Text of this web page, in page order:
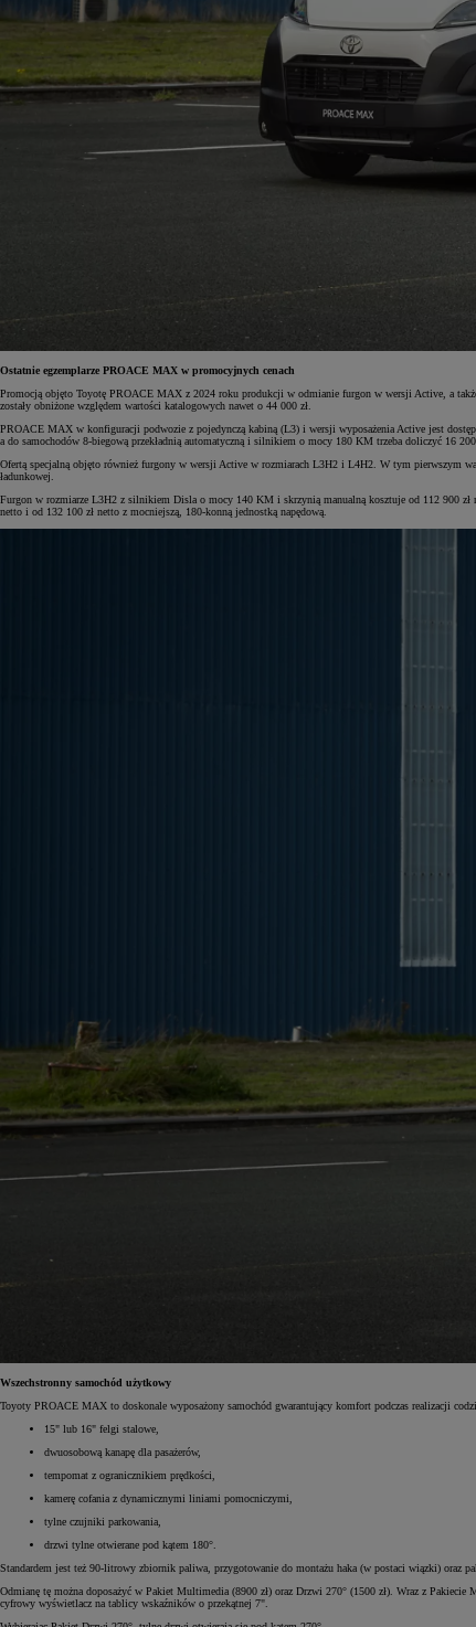
Ostatnie egzemplarze PROACE MAX w promocyjnych cenach
Promocją objęto Toyotę PROACE MAX z 2024 roku produkcji w odmianie furgon w wersji Active, a
zostały obniżone względem wartości katalogowych nawet o 44 000 zł.
PROACE MAX w konfiguracji podwozie z pojedynczą kabiną (L3) i wersji wyposażenia Active jest
a do samochodów 8-biegową przekładnią automatyczną i silnikiem o mocy 180 KM trzeba doliczyć 16 200
Ofertą specjalną objęto również furgony w wersji Active w rozmiarach L3H2 i L4H2. W tym pierwszym
ładunkowej.
Furgon w rozmiarze L3H2 z silnikiem Disla o mocy 140 KM i skrzynią manualną kosztuje od 112 900 zł
netto i od 132 100 zł netto z mocniejszą, 180-konną jednostką napędową.
Wszechstronny samochód użytkowy
Toyoty PROACE MAX to doskonale wyposażony samochód gwarantujący komfort podczas realizacji
15" lub 16" felgi stalowe,
dwuosobową kanapę dla pasażerów,
tempomat z ogranicznikiem prędkości,
kamerę cofania z dynamicznymi liniami pomocniczymi,
tylne czujniki parkowania,
drzwi tylne otwierane pod kątem 180°.
Standardem jest też 90-litrowy zbiornik paliwa, przygotowanie do montażu haka (w postaci wiązki) oraz
Odmianę tę można doposażyć w Pakiet Multimedia (8900 zł) oraz Drzwi 270° (1500 zł). Wraz z
cyfrowy wyświetlacz na tablicy wskaźników o przekątnej 7".